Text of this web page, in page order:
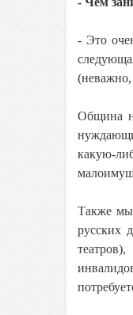
- Это
(неважно,
Община
какую-
Также мы
русских